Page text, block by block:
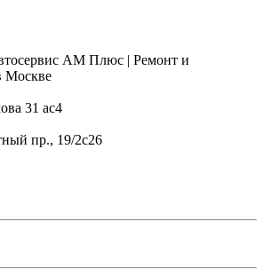
АМ Плюс | Ремонт и
Москве
31 ас4
пр., 19/2с26